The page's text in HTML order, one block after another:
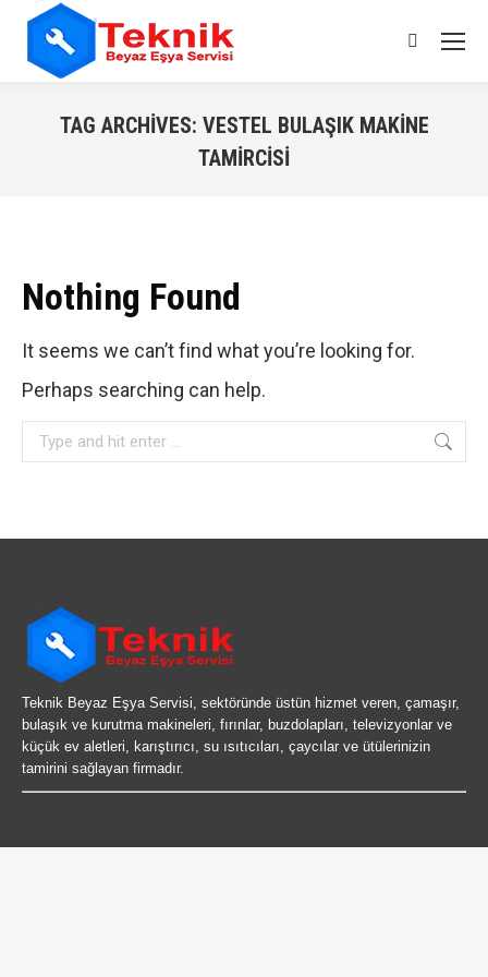
Search:
TAG ARCHIVES: VESTEL BULAŞIK MAKINE
TAMIRCISI
Nothing Found
It seems we can’t find what you’re looking for.
Perhaps searching can help.
Search:
Teknik Beyaz Eşya Servisi, sektöründe üstün hizmet veren, çamaşır,
bulaşık ve kurutma makineleri, fırınlar, buzdolapları, televizyonlar ve
küçük ev aletleri, karıştırıcı, su ısıtıcıları, çaycılar ve ütülerinizin
tamirini sağlayan firmadır.